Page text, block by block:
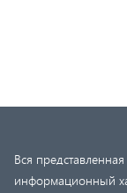
Вся
информационный